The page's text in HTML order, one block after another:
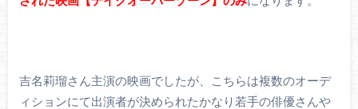
吉名莉瑠さん主演の映画でしたが、こちらは複数のオーデ
ィションにて出演者が決められたかなり若手の俳優さんや